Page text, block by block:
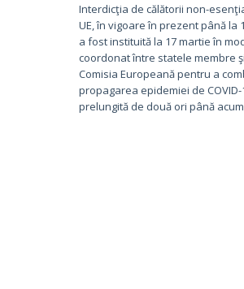
Interdicţia de călătorii non-
UE, în vigoare în prezent până la
a fost instituită la 17 martie în
coordonat între statele membre şi
Comisia Europeană pentru a
propagarea epidemiei de COVID-
prelungită de două ori până